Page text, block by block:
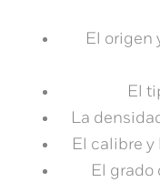
El origen
El
La
El calibre
El